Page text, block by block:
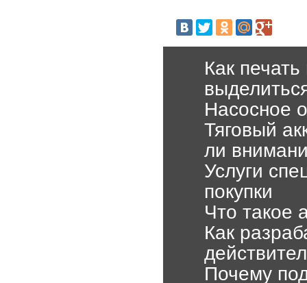
Как
Насосное
Тяговый
ли
Услуги
покупки
Что такое
Как
Почему